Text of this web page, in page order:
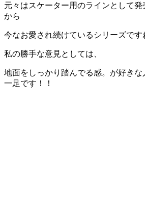
元々はスケーター用のラインとして発
から
今なお愛され続けているシリーズです
私の勝手な意見としては、
地面をしっかり踏んでる感。が好き
一足です！！